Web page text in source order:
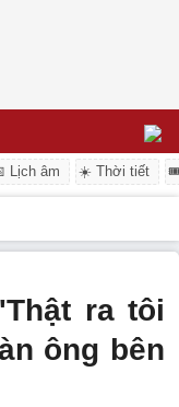
Lịch âm ☀️ Thời tiết
ra tôi
ông bên